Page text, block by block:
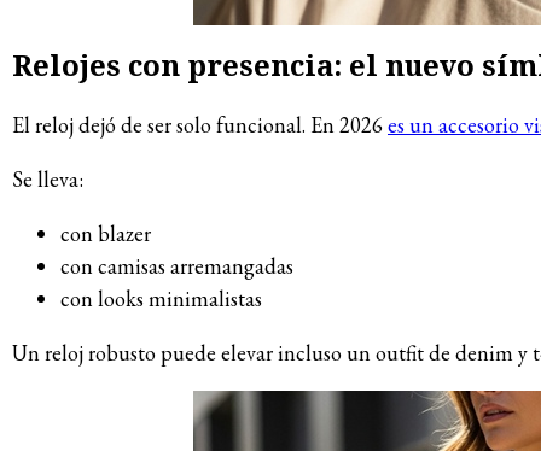
Relojes con presencia: el nuevo
El reloj dejó de ser solo funcional. En 2026es un accesorio
Se lleva:
con blazer
con camisas arremangadas
con looks minimalistas
Un reloj robusto puede elevar incluso un outfit de denim y